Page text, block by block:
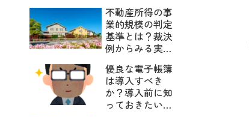
不動産所得の事
業的規模の判定
基準とは？裁決
例からみる実質
優良な電子帳簿
は導入すべき
か？導入前に知
っておきたいデ